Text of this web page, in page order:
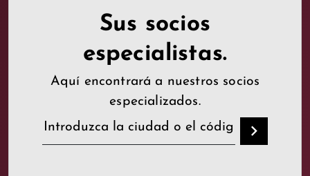
Sus socios
especialistas.
Aquí encontrará a nuestros socios
especializados.